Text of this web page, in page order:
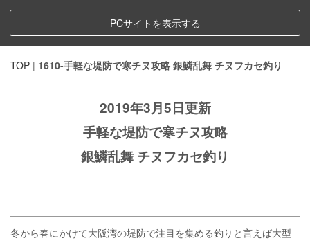
PCサイトを表示する
TOP | 1610-手軽な堤防で寒チヌ攻略 銀鱗乱舞 チヌフカセ釣り
2019年3月5日更新
手軽な堤防で寒チヌ攻略
銀鱗乱舞 チヌフカセ釣り
冬から春にかけて大阪湾の堤防で注目を集める釣りと言えば大型